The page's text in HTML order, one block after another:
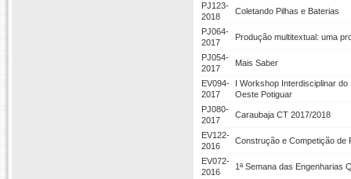
PJ123-
2018
Coletando Pilhas e Baterias
PJ064-
2017
Produção multitextual: uma
PJ054-
2017
Mais Saber
EV094-
2017
I Workshop Interdisciplinar
Oeste Potiguar
PJ080-
2017
Caraubaja CT 2017/2018
EV122-
2016
Construção e Competição de
EV072-
2016
1ª Semana das Engenharias